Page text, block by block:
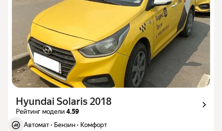
Hyundai Solaris 2018
Рейтинг модели 4.59
Автомат · Бензин · Комфорт